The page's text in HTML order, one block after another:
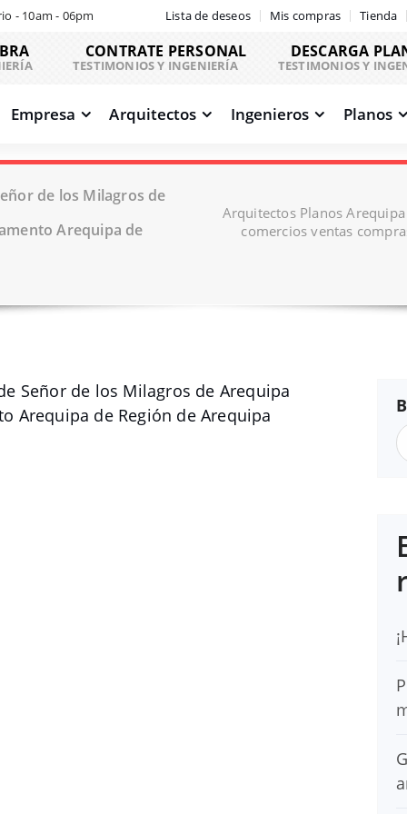
- 10am - 06pm Lista de deseos Mis compras Tienda
CONTRATE PERSONAL
TESTIMONIOS Y INGENIERÍA
DESCARGA
TESTIMONIOS Y
Empresa Arquitectos Ingenieros Planos
de los Milagros de
Arequipa de
Arquitectos Planos
comercios ventas
Señor de los Milagros de Arequipa
Arequipa de Región de Arequipa